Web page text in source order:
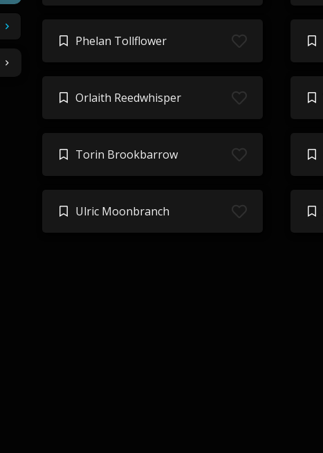
Phelan Tollflower
Orlaith Reedwhisper
Torin Brookbarrow
Ulric Moonbranch